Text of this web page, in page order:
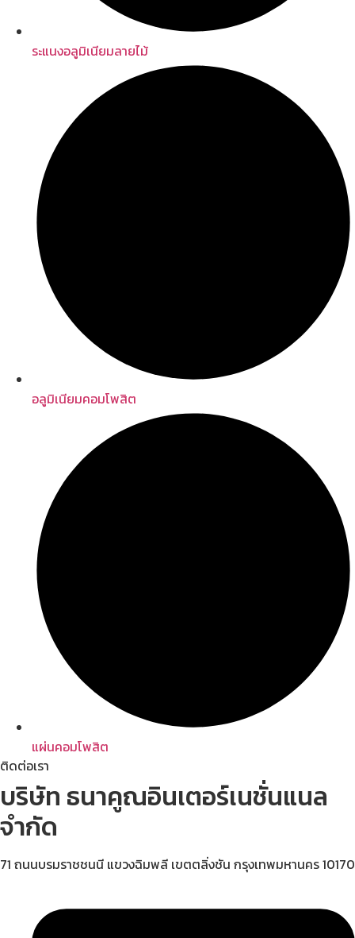
ระแนงอลูมิเนียมลายไม้
อลูมิเนียมคอมโพสิต
แผ่นคอมโพสิต
ติดต่อเรา
บริษัท ธนาคูณอินเตอร์เนชั่นแนล
จำกัด
71 ถนนบรมราชชนนี แขวงฉิมพลี เขตตลิ่งชัน กรุงเทพมหานคร 10170